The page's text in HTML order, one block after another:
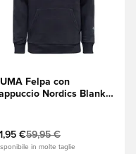
Felpa con
Nordics Blank -
€59,95 €
in molte taglie